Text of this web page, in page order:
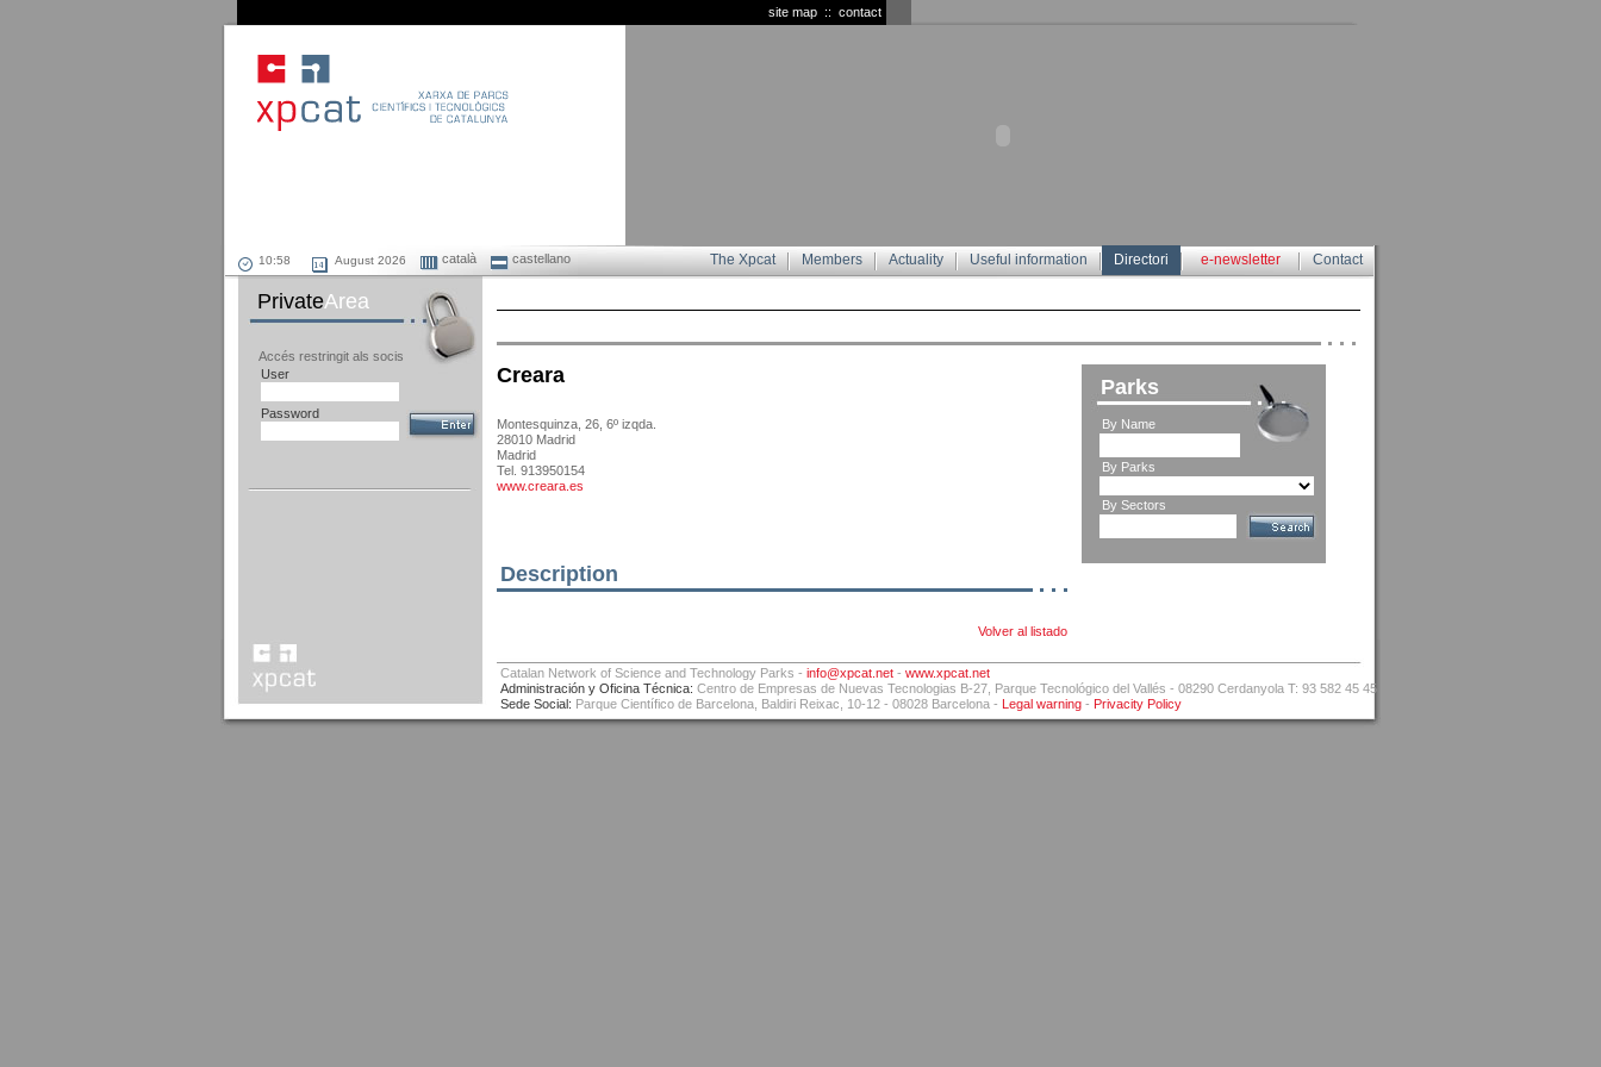
contact
::
site map
August 2026 català castellano Contact
e-newsletter
Directori
Useful information
Actuality
Members
The Xpcat
PrivateArea
Accés restringit als socis
User
Password
Creara
Montesquinza, 26, 6º izqda.
28010 Madrid
Madrid
Tel. 913950154
www.creara.es
Description
Volver al listado
Parks
By Name
By Parks
By Sectors
Catalan Network of Science and Technology Parks - info@xpcat.net - www.xpcat.net
Administración y Oficina Técnica: Centro de Empresas de Nuevas Tecnologias B-27, Parque Tecnológico del Vallés - 08290 Cerdanyola T: 93 582 45 45
Sede Social: Parque Científico de Barcelona, Baldiri Reixac, 10-12 - 08028 Barcelona - Legal warning - Privacity Policy